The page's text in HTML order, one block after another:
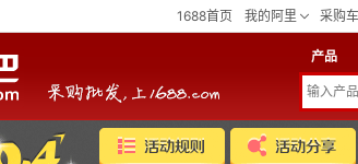
产品